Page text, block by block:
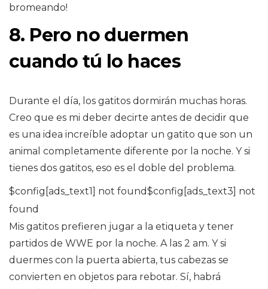
bromeando!
8. Pero no duermen
cuando tú lo haces
Durante el día, los gatitos dormirán muchas horas.
Creo que es mi deber decirte antes de decidir que
es una idea increíble adoptar un gatito que son un
animal completamente diferente por la noche. Y si
tienes dos gatitos, eso es el doble del problema.
$config[ads_text1] not found$config[ads_text3] not
found
Mis gatitos prefieren jugar a la etiqueta y tener
partidos de WWE por la noche. A las 2 am. Y si
duermes con la puerta abierta, tus cabezas se
convierten en objetos para rebotar. Sí, habrá